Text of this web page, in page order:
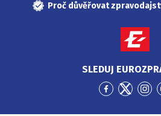
Proč důvěřovat
SLEDUJ
PřejítPřejít